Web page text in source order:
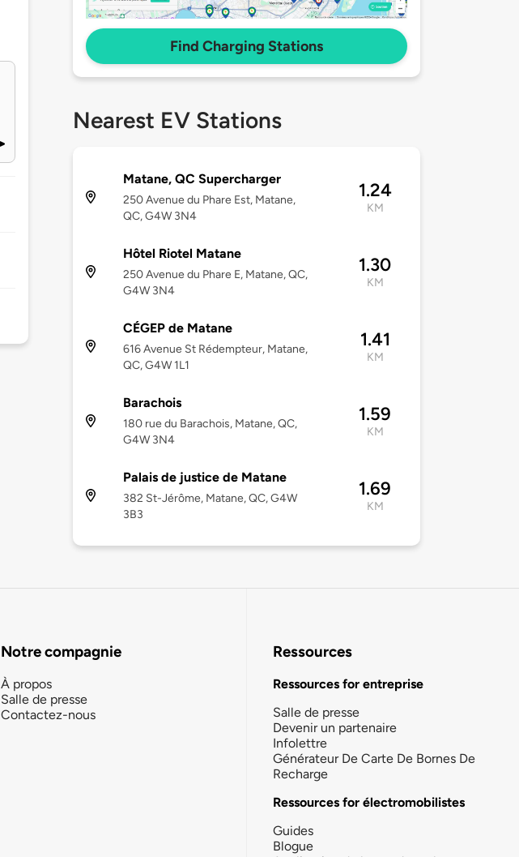
Find Charging Stations
Nearest EV Stations
Matane, QC Supercharger
250 Avenue du Phare Est, Matane,
QC, G4W 3N4
1.24
KM
Hôtel Riotel Matane
250 Avenue du Phare E, Matane, QC,
G4W 3N4
1.30
KM
CÉGEP de Matane
616 Avenue St Rédempteur, Matane,
QC, G4W 1L1
1.41
KM
Barachois
180 rue du Barachois, Matane, QC,
G4W 3N4
1.59
KM
Palais de justice de Matane
382 St-Jérôme, Matane, QC, G4W
3B3
1.69
KM
Notre compagnie
À propos
Salle de presse
Contactez-nous
Ressources
Ressources for entreprise
Salle de presse
Devenir un partenaire
Infolettre
Générateur De Carte De Bornes De
Recharge
Ressources for électromobilistes
Guides
Blogue